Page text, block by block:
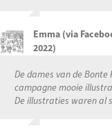
Emma (via
2022)
De dames van de
campagne mooie
De illustraties waren al